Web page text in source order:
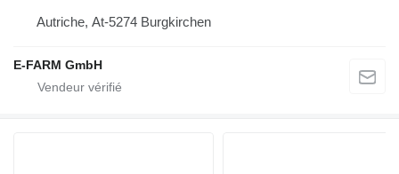
Autriche, At-5274 Burgkirchen
E-FARM GmbH